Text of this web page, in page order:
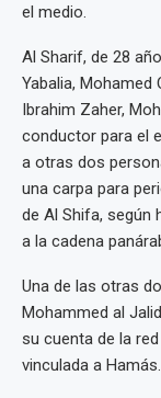
el medio.
Al Sharif, de 28
Yabalia, Mohamed
Ibrahim Zaher,
conductor para el
a otras dos
una carpa para
de Al Shifa, según
a la cadena
Una de las otras
Mohammed al
su cuenta de la
vinculada a Hamás.